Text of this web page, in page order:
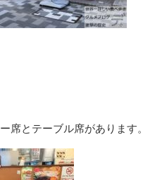
席とテーブル席があります。